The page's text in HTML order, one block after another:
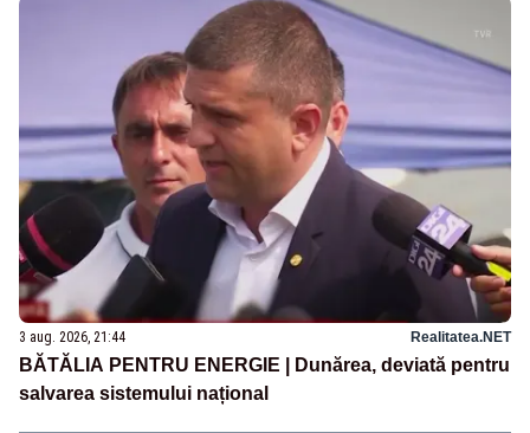
3 aug. 2026, 21:44 Realitatea.NET
BĂTĂLIA PENTRU ENERGIE | Dunărea, deviată pentru
salvarea sistemului național